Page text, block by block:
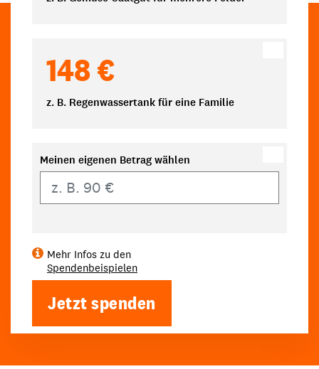
148 €
z. B. Regenwassertank für eine Familie
Meinen eigenen Betrag wählen
Mehr Infos zu den
Spendenbeispielen
Jetzt spenden